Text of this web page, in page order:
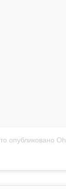
опубликовано